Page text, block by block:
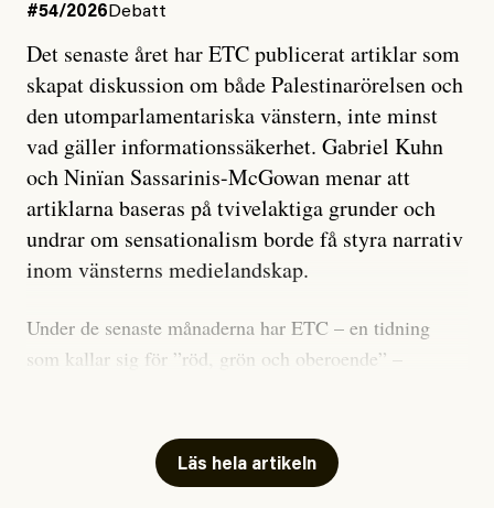
#54/2026 Debatt
Det senaste året har ETC publicerat artiklar som
skapat diskussion om både Palestinarörelsen och
den utomparlamentariska vänstern, inte minst
vad gäller informationssäkerhet. Gabriel Kuhn
och Ninïan Sassarinis-McGowan menar att
artiklarna baseras på tvivelaktiga grunder och
undrar om sensationalism borde få styra narrativ
inom vänsterns medielandskap.
Under de senaste månaderna har ETC – en tidning
som kallar sig för ”röd, grön och oberoende” –
skriver för? Vad betyder det att vara en ”röd, grön och
oberoende” tidning? Och vad är egentligen bra
Läs hela artikeln